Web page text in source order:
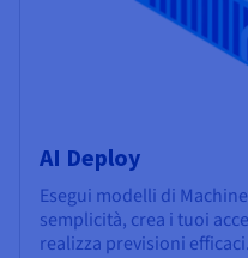
AI Deploy
Esegui modelli di
semplicità, crea i tuoi
realizza previsioni efficaci.